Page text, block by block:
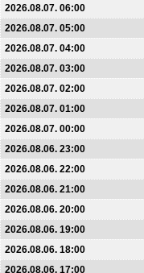
2026.08.07. 06:00
2026.08.07. 05:00
2026.08.07. 04:00
2026.08.07. 03:00
2026.08.07. 02:00
2026.08.07. 01:00
2026.08.07. 00:00
2026.08.06. 23:00
2026.08.06. 22:00
2026.08.06. 21:00
2026.08.06. 20:00
2026.08.06. 19:00
2026.08.06. 18:00
2026.08.06. 17:00